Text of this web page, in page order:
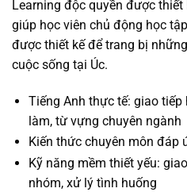
Learning độc quyền được
giúp học viên chủ động học
được thiết kế để trang bị
cuộc sống tại Úc.
Tiếng Anh thực tế: giao
làm, từ vựng chuyên ngành
Kiến thức chuyên môn đáp
Kỹ năng mềm thiết yếu:
nhóm, xử lý tình huống